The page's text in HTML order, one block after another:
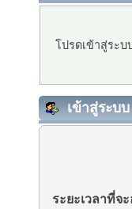
โปรดเข้าสู่ระ
เข้าสู่ระบบ
ระยะเวลาที่จ